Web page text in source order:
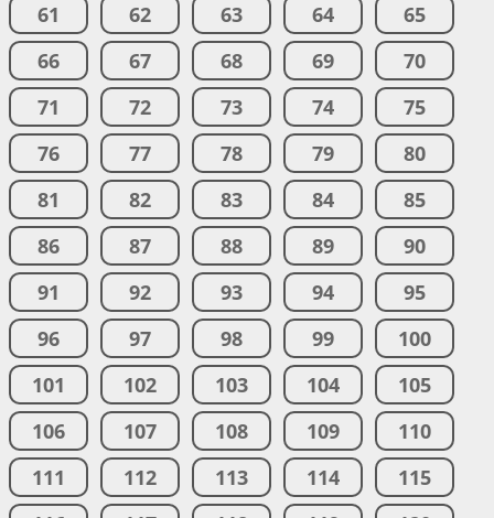
61
62 63 64
65
66
67 68 69
70
71
72 73 74
75
76
77 78 79
80
81
82 83 84
85
86
87 88 89
90
91
92 93 94
95
96
97 98 99
100
101
102 103 104
105
106
107 108 109
110
111
112 113 114
115